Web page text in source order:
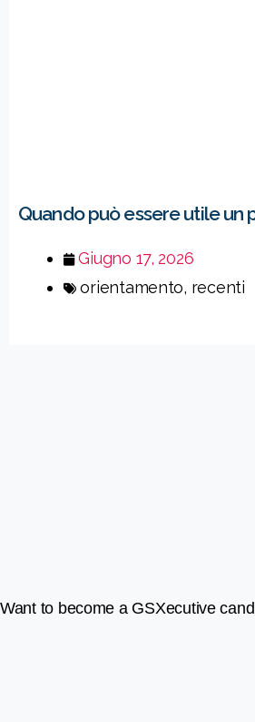
Quando può essere utile
Giugno 17, 2026
orientamento, recenti
Want to become a GSXecutive